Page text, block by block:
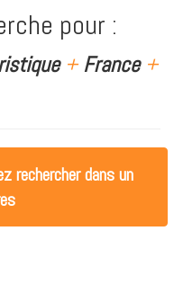
pour :
+France +
rechercher dans un